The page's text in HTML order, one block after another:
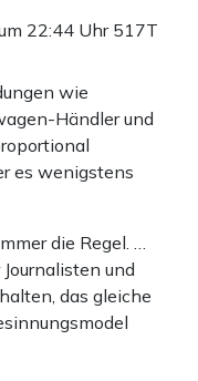
22:44 Uhr 517T
wie
Händler und
es wenigstens
die Regel. …
und
das gleiche